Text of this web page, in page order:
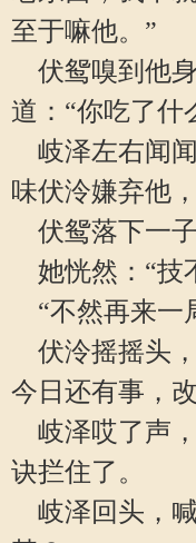
至于嘛他。”
伏鸳嗅到他
道：“你吃了什
岐泽左右闻
味伏泠嫌弃他
伏鸳落下一
她恍然：“技
“不然再来一
伏泠摇摇头
今日还有事，
岐泽哎了声
诀拦住了。
岐泽回头，